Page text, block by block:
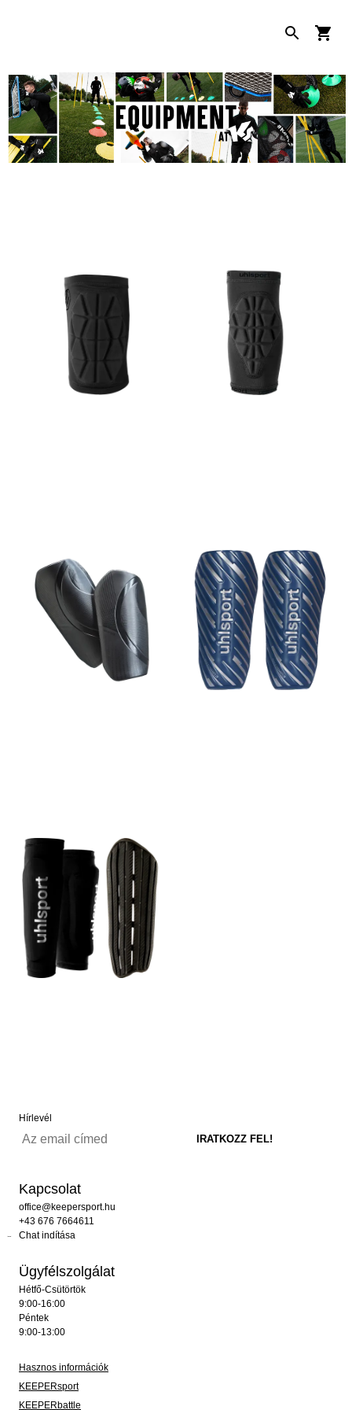
Hírlevél
Kapcsolat
office@keepersport.hu
+43 676 7664611
Chat indítása
Ügyfélszolgálat
Hétfő-Csütörtök
9:00-16:00
Péntek
9:00-13:00
Hasznos információk
KEEPERsport
KEEPERbattle